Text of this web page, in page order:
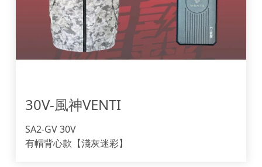
30V-風神VENTI
SA2-GV 30V
有帽背心款【淺灰迷彩】